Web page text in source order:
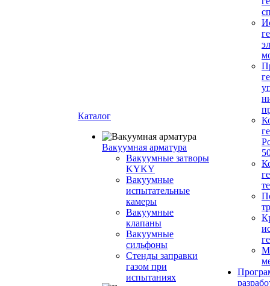
Каталог
Вакуумная арматура
Вакуумные затворы
KYKY
Вакуумные
испытательные
камеры
Вакуумные
клапаны
Вакуумные
сильфоны
Стенды заправки
газом при
испытаниях